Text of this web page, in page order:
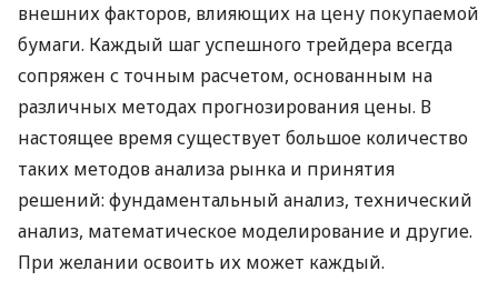
внешних факторов, влияющих на цену покупаемой
бумаги. Каждый шаг успешного трейдера всегда
сопряжен с точным расчетом, основанным на
различных методах прогнозирования цены. В
настоящее время существует большое количество
таких методов анализа рынка и принятия
решений: фундаментальный анализ, технический
анализ, математическое моделирование и другие.
При желании освоить их может каждый.